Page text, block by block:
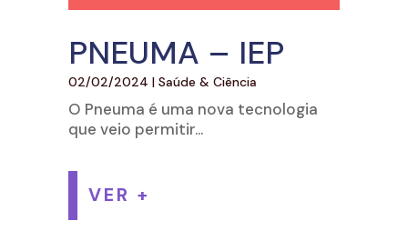
PNEUMA – IEP
02/02/2024 | Saúde & Ciência
O Pneuma é uma nova tecnologia
que veio permitir...
VER +